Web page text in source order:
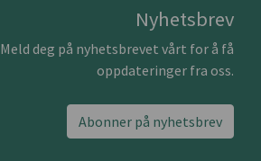
Nyhetsbrev
Meld deg på nyhetsbrevet vårt for å få
oppdateringer fra oss.
Abonner på nyhetsbrev